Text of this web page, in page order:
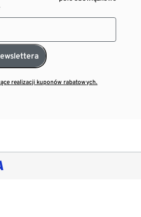
realizacji kuponów rabatowych.